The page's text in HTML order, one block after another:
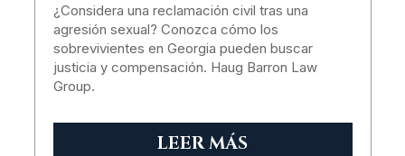
¿Considera una reclamación civil tras una
agresión sexual? Conozca cómo los
sobrevivientes en Georgia pueden buscar
justicia y compensación. Haug Barron Law
Group.
LEER MÁS